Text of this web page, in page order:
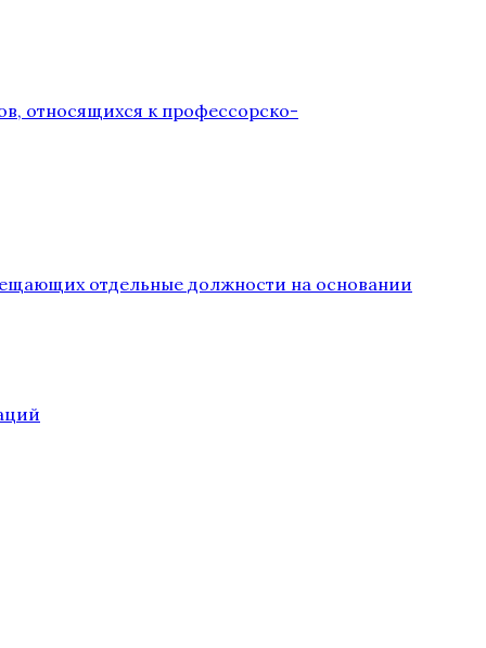
относящихся к профессорско-
отдельные должности на основании